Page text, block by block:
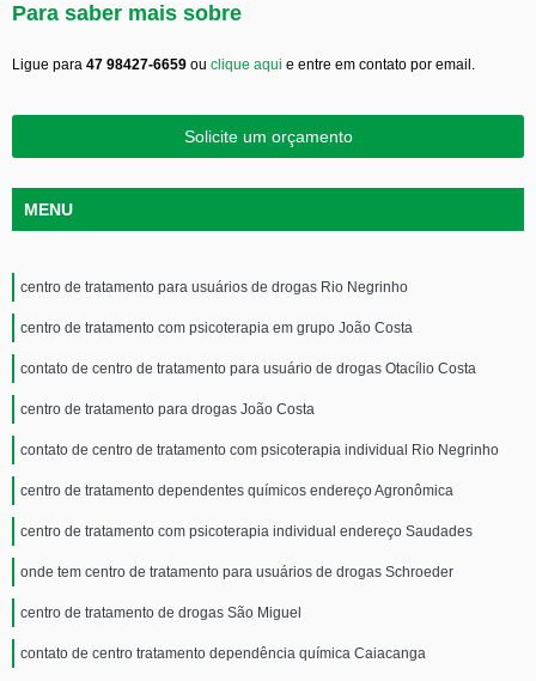
Para saber mais sobre
Ligue para 47 98427-6659 ou clique aqui e entre em contato por email.
Solicite um orçamento
MENU
centro de tratamento para usuários de drogas Rio Negrinho
centro de tratamento com psicoterapia em grupo João Costa
contato de centro de tratamento para usuário de drogas Otacílio Costa
centro de tratamento para drogas João Costa
contato de centro de tratamento com psicoterapia individual Rio Negrinho
centro de tratamento dependentes químicos endereço Agronômica
centro de tratamento com psicoterapia individual endereço Saudades
onde tem centro de tratamento para usuários de drogas Schroeder
centro de tratamento de drogas São Miguel
contato de centro tratamento dependência química Caiacanga